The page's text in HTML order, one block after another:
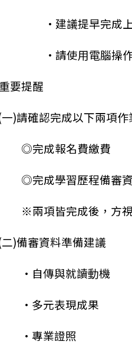
•建議提早完成
•請使用電腦操
要提醒
)請確認完成以下兩項作
◎完成報名費繳費
◎完成學習歷程備審
※兩項皆完成後，方
)備審資料準備建議
•自傳與就讀動機
•多元表現成果
•專業證照